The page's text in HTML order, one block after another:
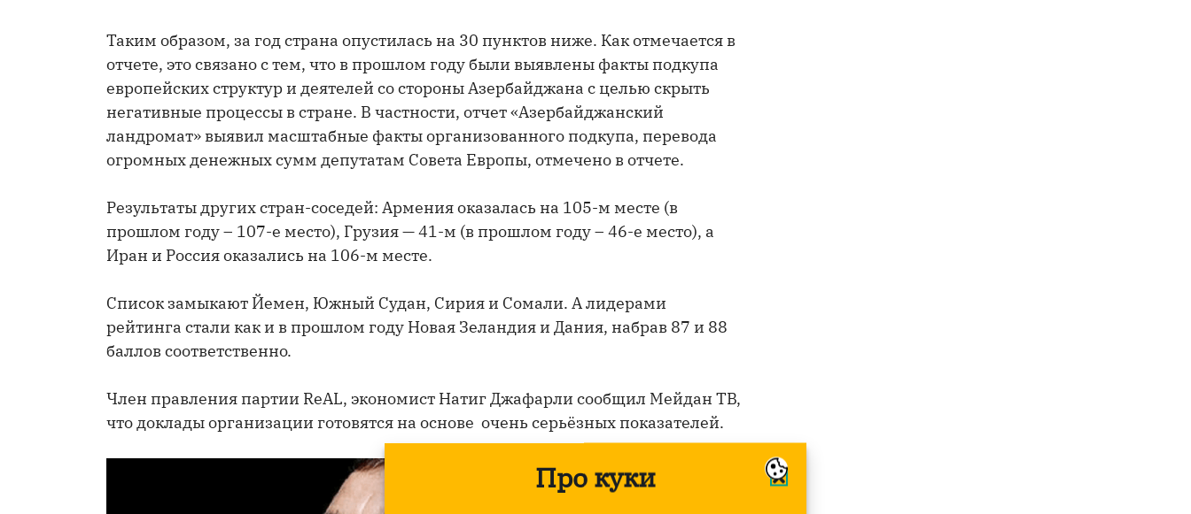
Про куки
Таким образом, за год страна опустилась на 30 пунктов ниже. Как отмечается в
отчете, это связано с тем, что в прошлом году были выявлены факты подкупа
европейских структур и деятелей со стороны Азербайджана с целью скрыть
негативные процессы в стране. B частности, отчет «Азербайджанский
ландромат» выявил масштабные факты организованного подкупа, перевода
огромных денежных сумм депутатам Совета Европы, отмечено в отчете.
Результаты других стран-соседей: Армения оказалась на 105-м месте (в
прошлом году – 107-е место), Грузия — 41-м (в прошлом году – 46-е место), а
Иран и Россия оказались на 106-м месте.
Список замыкают Йемен, Южный Судан, Сирия и Сомали. А лидерами
рейтинга стали как и в прошлом году Новая Зеландия и Дания, набрав 87 и 88
баллов соответственно.
Член правления партии ReAL, экономист Натиг Джафарли сообщил Мейдан ТВ,
что доклады организации готовятся на основе очень серьёзных показателей.